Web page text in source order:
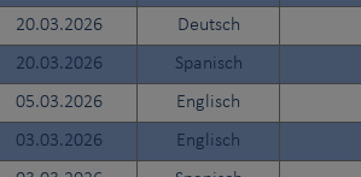
20.03.2026
Deutsch
20.03.2026
Spanisch
05.03.2026
Englisch
03.03.2026
Englisch